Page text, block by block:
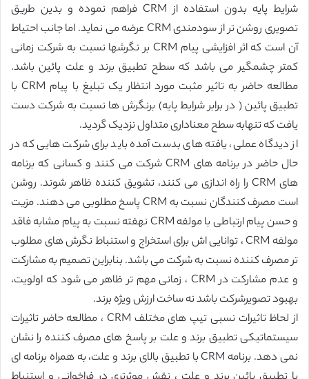
شرایط پایه بدون استفاده از CRM فراهم نموده و بدین طریق
تصویری روشن تر از سودمندی CRM عرضه می نماید. اما جانب احتیاط
آن است که اثر افزایشی پیام CRM بر نگرشها نسبت به شرکت زمانی
کمتر چشمگیر می باشد که سطح تطبیق برند و علت پائین باشد.
مطالعه حاضر به تاثیر مثبت مورد انتظار یک تبلیغ با پیام CRM با
تطبیق پائین ( در برابر شرایط پایه) برنگرش ها نسبت به شرکت دست
یافت که تنهابه سطح معناداری متداول نزدیک گردید.
از دیدگاه عملی، یافته های بدست آمده باید برای شرکت هایی که در
حال حاضر در برنامه های CRM شرکت می کنند و کسانی که برنامه
های CRM را راه اندازی می کنند، تشویق کننده ظاهر شوند. روشن
است مصرف کنندگان نسبت به CRM پاسخ مطلوبی می دهند. مزیت
و حسن پیام ارتباطی با مولفه CRM نهفته نسبت به پیام مشابه فاقد
مولفه CRM ، توانایی اش برای استخراج و استنباط نگرش های مطلوب
تر مصرف کننده نسبت به شرکت می باشد. بنابراین تصمیم به مشارکت
و عدم مشارکت در CRM ، زمانی مهم تر ظاهر می شود که اولویت،
بهبود تصویرشرکت باشد نه ساخت ارزش ویژه برند.
از لحاظ تاثیرات نسبی تیپ های مختلف CRM ، مطالعه حاضر تاثیرات
سیستماتیکی تطبیق برند و علت بر پاسخ های مصرف کننده را نشان
نمی دهد. برنامه CRM با تطبیق بالای برند و علت، به همراه برنامه ای